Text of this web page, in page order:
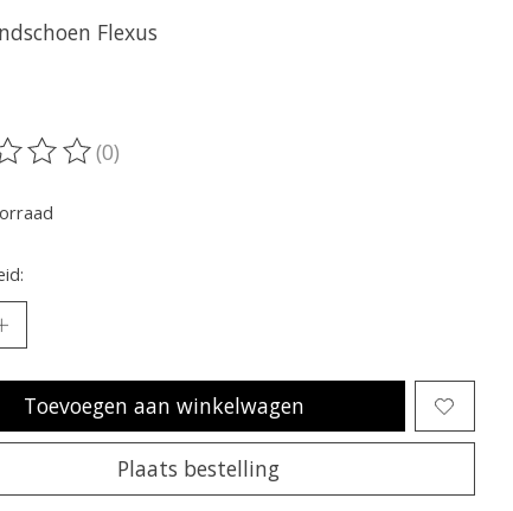
Flexus
van dit product is
(0)
Toevoegen aan winkelwagen
Plaats bestelling